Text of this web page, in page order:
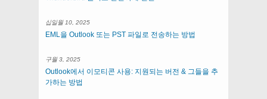
십일월 10, 2025
EML을 Outlook 또는 PST 파일로 전송하는 방법
구월 3, 2025
Outlook에서 이모티콘 사용: 지원되는 버전 & 그들을 추
가하는 방법